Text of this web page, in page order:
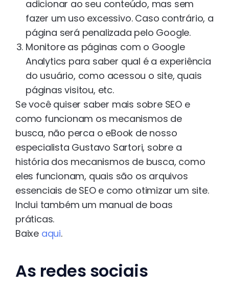
adicionar ao seu conteúdo, mas sem
fazer um uso excessivo. Caso contrário, a
página será penalizada pelo Google.
Monitore as páginas com o Google
Analytics para saber qual é a experiência
do usuário, como acessou o site, quais
páginas visitou, etc.
Se você quiser saber mais sobre SEO e
como funcionam os mecanismos de
busca, não perca o eBook de nosso
especialista Gustavo Sartori, sobre a
história dos mecanismos de busca, como
eles funcionam, quais são os arquivos
essenciais de SEO e como otimizar um site.
Inclui também um manual de boas
práticas.
Baixe aqui.
As redes sociais